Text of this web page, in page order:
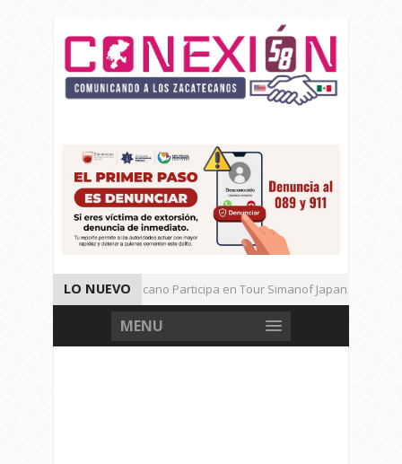
LO NUEVO
Universitario Zacatecano Participa en Tour Simanof Japan 2026
Implementa SAMA Estrategia de Reciclaje con Empresa PetStar
MENU